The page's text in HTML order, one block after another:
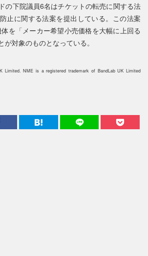
の下院議員6名はチケットの転売に関する法
止に関する法案を提出している。この法案
を「メーカー希望小売価格を大幅に上回る
対象のものとなっている。
Limited. NME is a registered trademark of BandLab UK Limited